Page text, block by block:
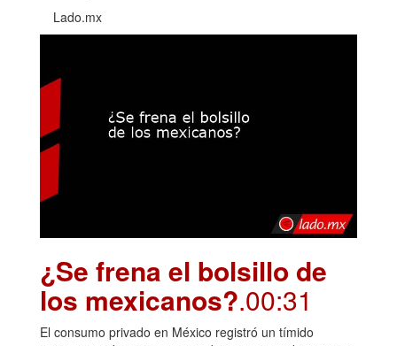
Lado.mx
¿Se frena el bolsillo de
los mexicanos?.00:31
El consumo privado en México registró un tímido